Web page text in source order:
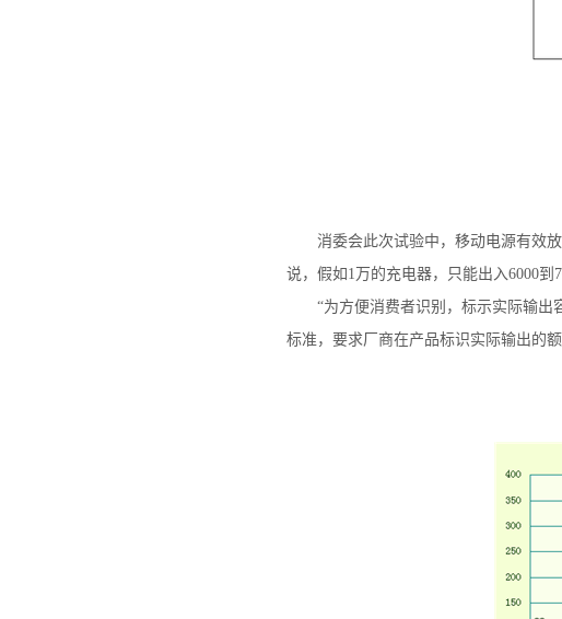
消委会此次试验中，移动电源有效放
说，假如1万的充电器，只能出入6000到
“为方便消费者识别，标示实际输出容
标准，要求厂商在产品标识实际输出的